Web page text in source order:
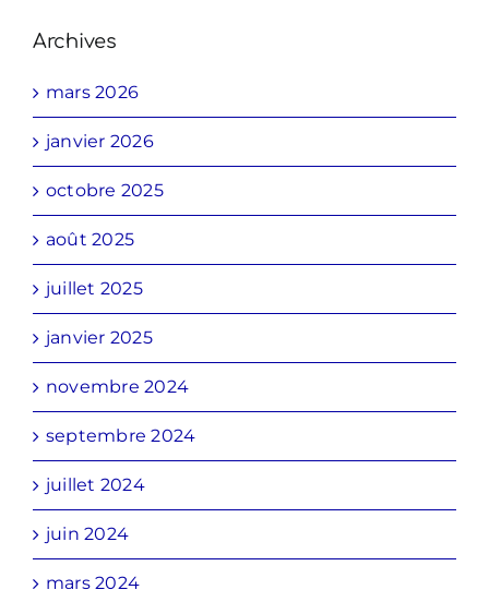
Archives
mars 2026
janvier 2026
octobre 2025
août 2025
juillet 2025
janvier 2025
novembre 2024
septembre 2024
juillet 2024
juin 2024
mars 2024